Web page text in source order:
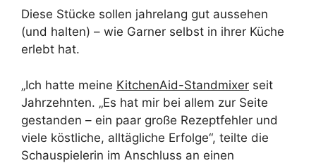
Diese Stücke sollen jahrelang gut aussehen
(und halten) – wie Garner selbst in ihrer Küche
erlebt hat.
„Ich hatte meine KitchenAid-Standmixer seit
Jahrzehnten. „Es hat mir bei allem zur Seite
gestanden – ein paar große Rezeptfehler und
viele köstliche, alltägliche Erfolge“, teilte die
Schauspielerin im Anschluss an einen